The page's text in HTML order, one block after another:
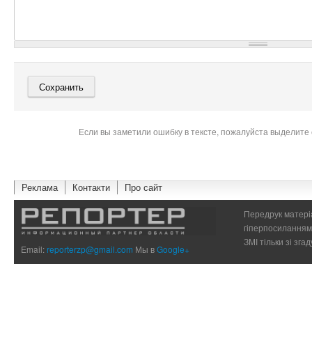
Если вы заметили ошибку в тексте, пожалуйста
Реклама Контакти Про сайт
Email:reporterzp@gmail.com Мы вGoogle+
Передрук
ЗМІ тільки зі